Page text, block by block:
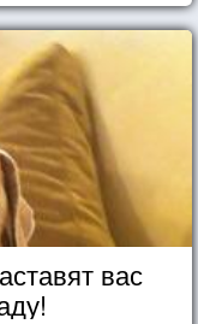
вас